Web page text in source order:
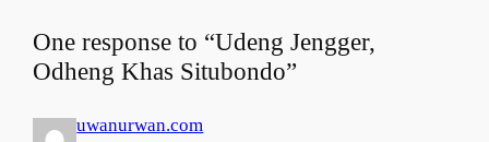
One response to “Udeng Jengger,
Odheng Khas Situbondo”
uwanurwan.com